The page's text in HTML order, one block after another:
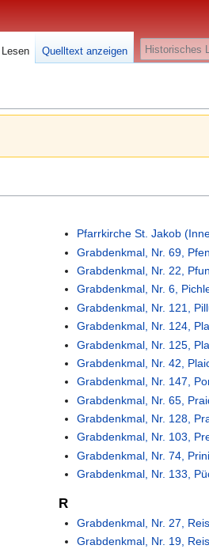
Pfarrkirche St. Jakob
Grabdenkmal, Nr. 69,
Grabdenkmal, Nr. 22,
Grabdenkmal, Nr. 6,
Grabdenkmal, Nr. 121,
Grabdenkmal, Nr. 124,
Grabdenkmal, Nr. 125,
Grabdenkmal, Nr. 42,
Grabdenkmal, Nr. 147,
Grabdenkmal, Nr. 65,
Grabdenkmal, Nr. 128,
Grabdenkmal, Nr. 103,
Grabdenkmal, Nr. 74,
Grabdenkmal, Nr. 133,
R
Grabdenkmal, Nr. 27,
Grabdenkmal, Nr. 19,
Lesen Quelltext anzeigen Suche